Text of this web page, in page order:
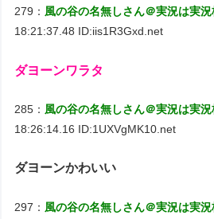
279： 風の谷の名無しさん＠実況は実
18:21:37.48 ID:iis1R3Gxd.net
ダヨーンワラタ
285： 風の谷の名無しさん＠実況は実
18:26:14.16 ID:1UXVgMK10.net
ダヨーンかわいい
297： 風の谷の名無しさん＠実況は実